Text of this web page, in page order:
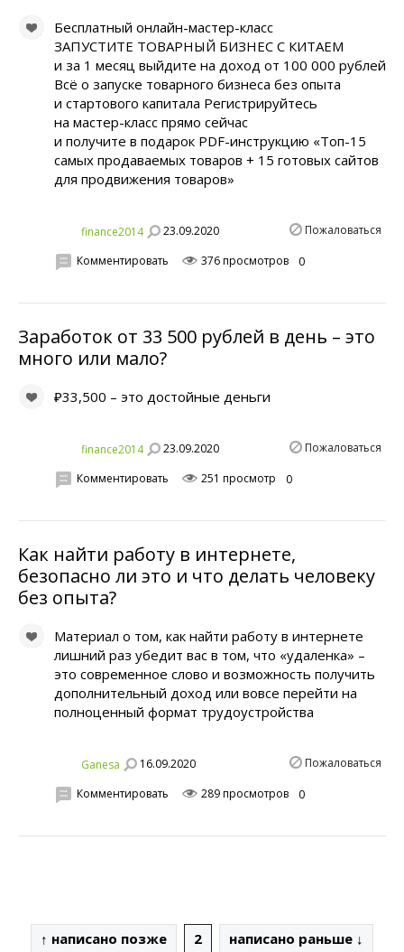
Бесплатный онлайн-мастер-класс
ЗАПУСТИТЕ ТОВАРНЫЙ БИЗНЕС С КИТАЕМ
и за 1 месяц выйдите на дoхoд от 100 000 рyблей
Всё о запуске товарного бизнеса без опыта
и стартового капитала Регистрируйтесь
на мастер-класс прямо сейчас
и получите в подарок PDF-инструкцию «Топ-15
самых продаваемых товаров + 15 готовых сайтов
для продвижения товаров»
finance2014 23.09.2020 Пожаловаться
Комментировать 376 просмотров 0
Заработок от 33 500 рублей в день – это
много или мало?
₽33,500 – это достойные деньги
finance2014 23.09.2020 Пожаловаться
Комментировать 251 просмотр 0
Как найти работу в интернете,
безопасно ли это и что делать человеку
без опыта?
Материал о том, как найти работу в интернете
лишний раз убедит вас в том, что «удаленка» –
это современное слово и возможность получить
дополнительный доход или вовсе перейти на
полноценный формат трудоустройства
Ganesa 16.09.2020 Пожаловаться
Комментировать 289 просмотров 0
↑ написано позже 2 написано раньше ↓